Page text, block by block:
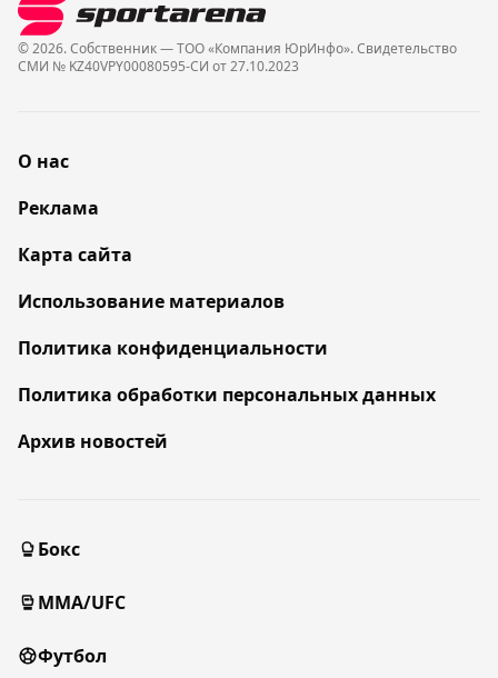
© 2026. Собственник — ТОО «Компания ЮрИнфо». Cвидетельство
СМИ № KZ40VPY00080595-СИ от 27.10.2023
О нас
Реклама
Карта сайта
Использование материалов
Политика конфиденциальности
Политика обработки персональных данных
Архив новостей
Бокс
MMA/UFC
Футбол